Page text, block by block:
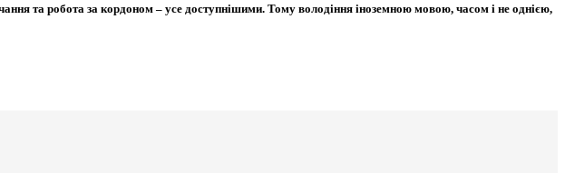
та робота за кордоном – усе доступнішими. Тому володіння іноземною мовою, часом і не однією,